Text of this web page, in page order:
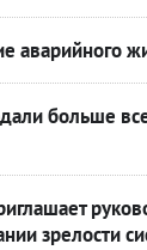
аварийного
больше
зрелости